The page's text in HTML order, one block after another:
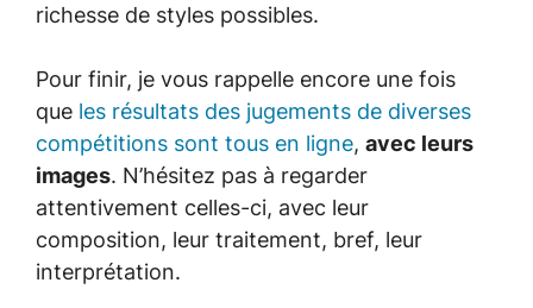
richesse de styles possibles.
Pour finir, je vous rappelle encore une fois
que les résultats des jugements de diverses
compétitions sont tous en ligne, avec leurs
images. N’hésitez pas à regarder
attentivement celles-ci, avec leur
composition, leur traitement, bref, leur
interprétation.